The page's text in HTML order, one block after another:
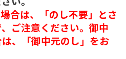
合は、「のし不要」とさ
ご注意ください。御中
、「御中元のし」をお